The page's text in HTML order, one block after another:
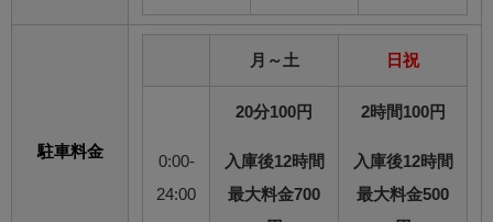
駐車料金
月～土 日祝
0:00-
24:00
20分100円
入庫後12時間
最大料金700
2時間100円
入庫後12時間
最大料金500